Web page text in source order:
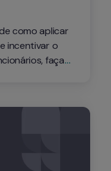
como aplicar
incentivar o
faça